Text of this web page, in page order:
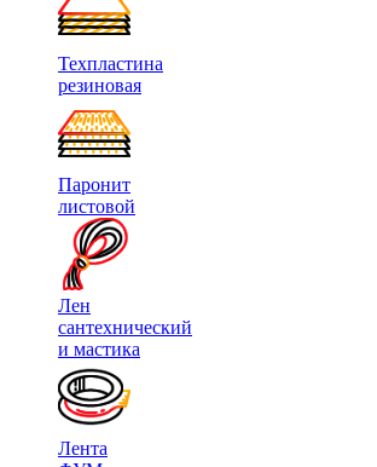
Техпластина
резиновая
Паронит
листовой
Лен
сантехнический
и мастика
Лента